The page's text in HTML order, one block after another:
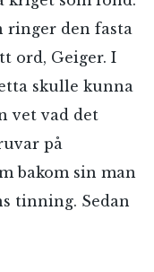
ringer den fasta
ord, Geiger. I
skulle kunna
vet vad det
på
bakom sin man
tinning. Sedan